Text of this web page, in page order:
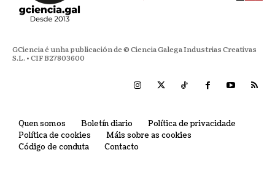
GCiencia é unha publicación de © Ciencia Galega Industrias Creativas
S.L. • CIF B27803600
Quen somos Boletín diario
Política de privacidade
Política de cookies
Máis sobre as cookies
Código de conduta
Contacto